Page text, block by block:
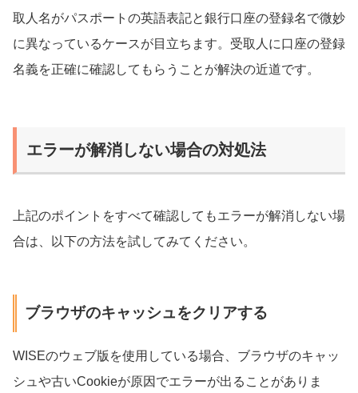
取人名がパスポートの英語表記と銀行口座の登録名で微妙
に異なっているケースが目立ちます。受取人に口座の登録
名義を正確に確認してもらうことが解決の近道です。
エラーが解消しない場合の対処法
上記のポイントをすべて確認してもエラーが解消しない場
合は、以下の方法を試してみてください。
ブラウザのキャッシュをクリアする
WISEのウェブ版を使用している場合、ブラウザのキャッ
シュや古いCookieが原因でエラーが出ることがありま